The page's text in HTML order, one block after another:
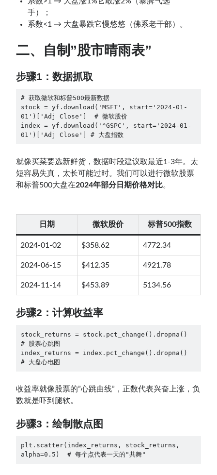
手）；
系数<1 → 大盘暴跌它慢悠悠（佛系老干部）。
二、自制”股市晴雨表”
步骤1：数据抓取
# 获取微软和标普500最新数据
stock = yf.download('MSFT', start='2024-01-
01')['Adj Close']  # 微软股价
index = yf.download('^GSPC', start='2024-01-
01')['Adj Close'] # 大盘指数
就像买菜要选新鲜货，数据时段建议取最近1-3年。太
短容易失真，太长可能过时。我们可以进行微软股票
和标普500大盘在2024年部分日期价格对比。
日期 微软股价 标普500指数
2024-01-02 $358.62 4772.34
2024-06-15 $412.35 4921.78
2024-11-14 $453.89 5134.56
步骤2：计算收益率
stock_returns = stock.pct_change().dropna()
# 股票心跳图
index_returns = index.pct_change().dropna()
# 大盘心电图
收益率就像股票的”心跳曲线”，正数代表兴奋上涨，负
数就是吓到腿软。
步骤3：绘制散点图
plt.scatter(index_returns, stock_returns,
alpha=0.5)  # 每个点代表一天的"共舞"